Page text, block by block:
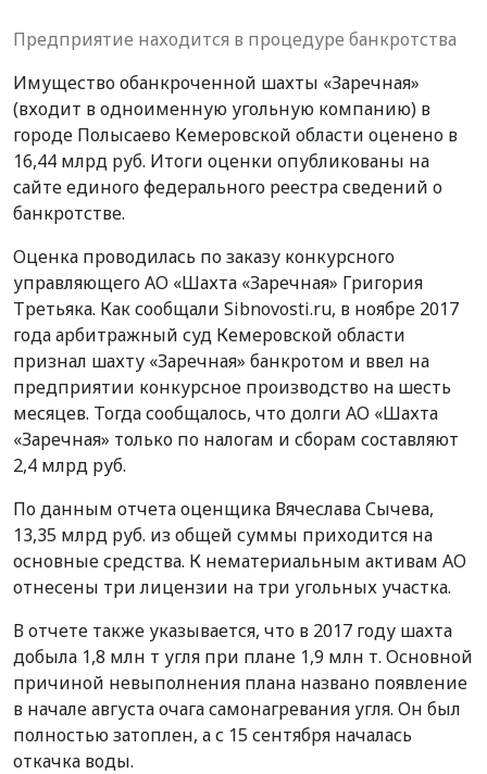
Предприятие находится в процедуре банкротства
Имущество обанкроченной шахты «Заречная»
(входит в одноименную угольную компанию) в
городе Полысаево Кемеровской области оценено в
16,44 млрд руб. Итоги оценки опубликованы на
сайте единого федерального реестра сведений о
банкротстве.
Оценка проводилась по заказу конкурсного
управляющего АО «Шахта «Заречная» Григория
Третьяка. Как сообщали Sibnovosti.ru, в ноябре 2017
года арбитражный суд Кемеровской области
признал шахту «Заречная» банкротом и ввел на
предприятии конкурсное производство на шесть
месяцев. Тогда сообщалось, что долги АО «Шахта
«Заречная» только по налогам и сборам составляют
2,4 млрд руб.
По данным отчета оценщика Вячеслава Сычева,
13,35 млрд руб. из общей суммы приходится на
основные средства. К нематериальным активам АО
отнесены три лицензии на три угольных участка.
В отчете также указывается, что в 2017 году шахта
добыла 1,8 млн т угля при плане 1,9 млн т. Основной
причиной невыполнения плана названо появление
в начале августа очага самонагревания угля. Он был
полностью затоплен, а с 15 сентября началась
откачка воды.